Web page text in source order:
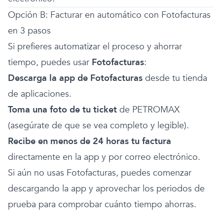
Opción B: Facturar en automático con Fotofacturas
en 3 pasos
Si prefieres automatizar el proceso y ahorrar
tiempo, puedes usar Fotofacturas:
Descarga la app de Fotofacturas desde tu tienda
de aplicaciones.
Toma una foto de tu ticket de PETROMAX
(asegúrate de que se vea completo y legible).
Recibe en menos de 24 horas tu factura
directamente en la app y por correo electrónico.
Si aún no usas Fotofacturas, puedes comenzar
descargando la app y aprovechar los periodos de
prueba para comprobar cuánto tiempo ahorras.